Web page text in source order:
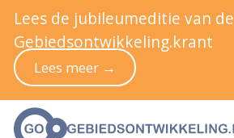
Lees de jubileumeditie van de
Gebiedsontwikkeling.krant
Lees meer →